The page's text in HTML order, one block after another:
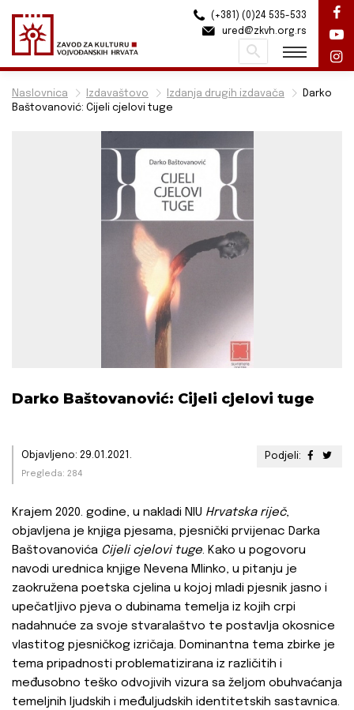
Naslovnica Izdavaštovo Izdanja drugih izdavača
Darko
Baštovanović: Cijeli cjelovi tuge
Darko Baštovanović: Cijeli cjelovi tuge
Podjeli:
Objavljeno: 29.01.2021.
Pregleda: 284
Krajem 2020. godine, u nakladi NIU Hrvatska riječ,
objavljena je knjiga pjesama, pjesnički prvijenac Darka
Baštovanovića Cijeli cjelovi tuge. Kako u pogovoru
navodi urednica knjige Nevena Mlinko, u pitanju je
zaokružena poetska cjelina u kojoj mladi pjesnik jasno i
upečatljivo pjeva o dubinama temelja iz kojih crpi
nadahnuće za svoje stvaralaštvo te postavlja okosnice
vlastitog pjesničkog izričaja. Dominantna tema zbirke je
tema pripadnosti problematizirana iz različitih i
međusobno teško odvojivih vizura sa željom obuhvaćanja
temeljnih ljudskih i međuljudskih identitetskih sastavnica.
(+381) (0)24 535-533
ured@zkvh.org.rs
Pretraži